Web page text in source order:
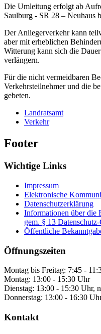
Die Umleitung erfolgt ab
Saulburg - SR 28 – Neuhaus
Der Anliegerverkehr kann
aber mit erheblichen
Witterung kann sich die
verlängern.
Für die nicht vermeidbaren
Verkehrsteilnehmer und die
gebeten.
Landratsamt
Verkehr
Footer
Wichtige Links
Impressum
Elektronische
Datenschutzerklärung
Informationen über die
gem. § 13
Öffentliche
Öffnungszeiten
Montag bis Freitag: 7:45 -
Montag: 13:00 - 15:30 Uhr
Dienstag: 13:00 - 15:30 Uhr,
Donnerstag: 13:00 - 16:30
Kontakt